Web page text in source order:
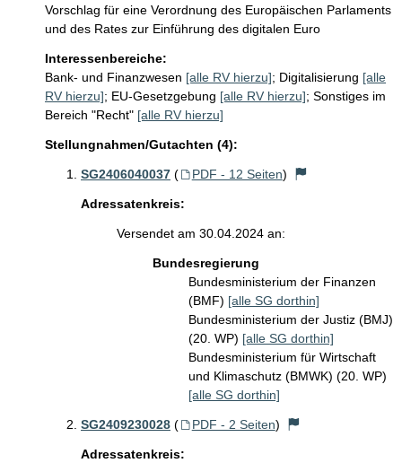
Vorschlag für eine Verordnung des Europäischen Parlaments
und des Rates zur Einführung des digitalen Euro
Interessenbereiche:
Bank- und Finanzwesen [alle RV hierzu]; Digitalisierung [alle
RV hierzu]; EU-Gesetzgebung [alle RV hierzu]; Sonstiges im
Bereich "Recht" [alle RV hierzu]
Stellungnahmen/Gutachten (4):
SG2406040037 ( PDF - 12 Seiten)
Adressatenkreis:
Versendet am 30.04.2024 an:
Bundesregierung
Bundesministerium der Finanzen
(BMF) [alle SG dorthin]
Bundesministerium der Justiz (BMJ)
(20. WP) [alle SG dorthin]
Bundesministerium für Wirtschaft
und Klimaschutz (BMWK) (20. WP)
[alle SG dorthin]
SG2409230028 ( PDF - 2 Seiten)
Adressatenkreis: